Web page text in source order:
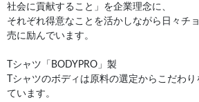
社会に貢献すること」を企業理念に、
それぞれ得意なことを活かしながら日々チ
売に励んでいます。
Tシャツ「BODYPRO」製
Tシャツのボディは原料の選定からこだわ
ています。